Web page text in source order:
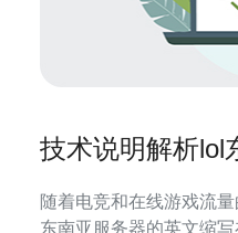
技术说明解析lol
随着电竞和在线游戏流
东南亚服务器的英文缩